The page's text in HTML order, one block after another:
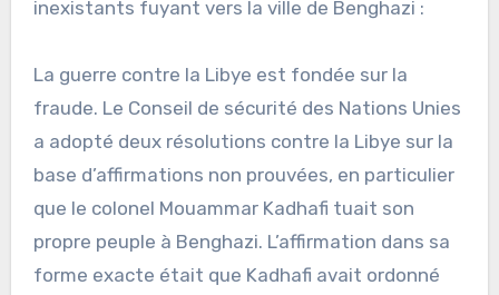
inexistants fuyant vers la ville de Benghazi :
La guerre contre la Libye est fondée sur la
fraude. Le Conseil de sécurité des Nations Unies
a adopté deux résolutions contre la Libye sur la
base d’affirmations non prouvées, en particulier
que le colonel Mouammar Kadhafi tuait son
propre peuple à Benghazi. L’affirmation dans sa
forme exacte était que Kadhafi avait ordonné